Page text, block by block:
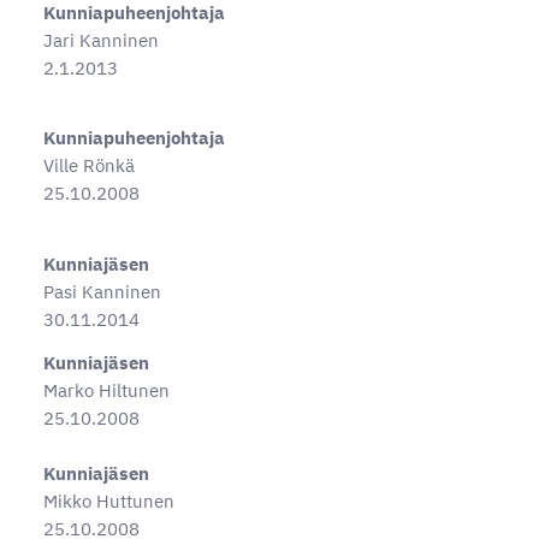
Kunniapuheenjohtaja
Jari Kanninen
2.1.2013
Kunniapuheenjohtaja
Ville Rönkä
25.10.2008
Kunniajäsen
Pasi Kanninen
30.11.2014
Kunniajäsen
Marko Hiltunen
25.10.2008
Kunniajäsen
Mikko Huttunen
25.10.2008